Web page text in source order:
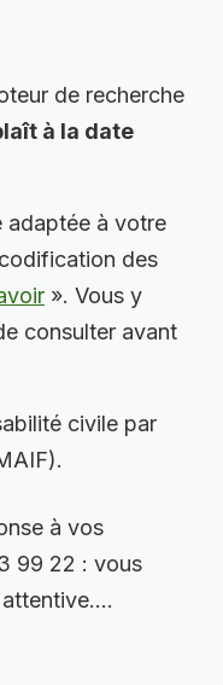
de recherche
à la date
adaptée à votre
des
». Vous y
consulter avant
civile par
à vos
99 22 : vous